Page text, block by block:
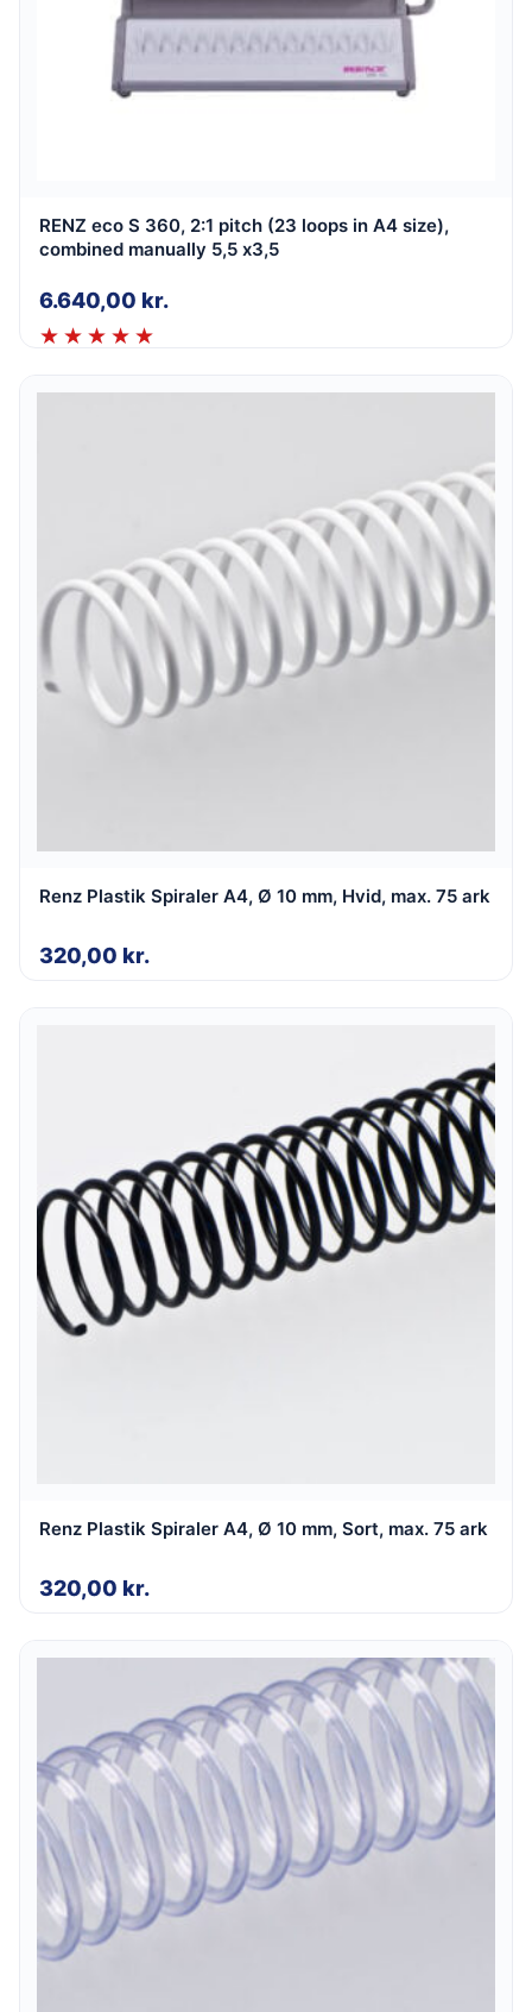
RENZ eco S 360, 2:1 pitch (23 loops in A4 size),
combined manually 5,5 x3,5
6.640,00 kr.
Renz Plastik Spiraler A4, Ø 10 mm, Hvid, max. 75 ark
320,00 kr.
Renz Plastik Spiraler A4, Ø 10 mm, Sort, max. 75 ark
320,00 kr.